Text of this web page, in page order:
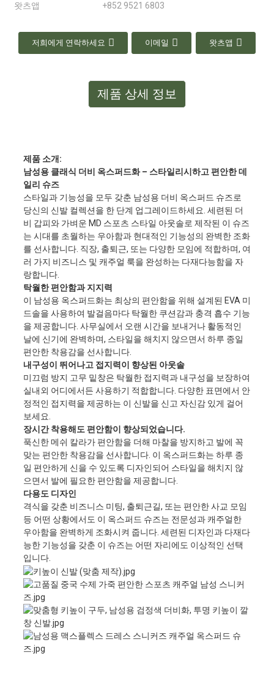
왓츠앱
+852 9521 6803
저희에게 연락하세요 이메일 왓츠앱
제품 상세 정보
제품 소개:
남성용 클래식 더비 옥스퍼드화 – 스타일리시하고 편안한 데
일리 슈즈
스타일과 기능성을 모두 갖춘 남성용 더비 옥스퍼드 슈즈로
당신의 신발 컬렉션을 한 단계 업그레이드하세요. 세련된 더
비 갑피와 가벼운 MD 스포츠 스타일 아웃솔로 제작된 이 슈즈
는 시대를 초월하는 우아함과 현대적인 기능성의 완벽한 조화
를 선사합니다. 직장, 출퇴근, 또는 다양한 모임에 적합하며, 여
러 가지 비즈니스 및 캐주얼 룩을 완성하는 다재다능함을 자
랑합니다.
탁월한 편안함과 지지력
이 남성용 옥스퍼드화는 최상의 편안함을 위해 설계된 EVA 미
드솔을 사용하여 발걸음마다 탁월한 쿠션감과 충격 흡수 기능
을 제공합니다. 사무실에서 오랜 시간을 보내거나 활동적인
날에 신기에 완벽하며, 스타일을 해치지 않으면서 하루 종일
편안한 착용감을 선사합니다.
내구성이 뛰어나고 접지력이 향상된 아웃솔
미끄럼 방지 고무 밑창은 탁월한 접지력과 내구성을 보장하여
실내외 어디에서든 사용하기 적합합니다. 다양한 표면에서 안
정적인 접지력을 제공하는 이 신발을 신고 자신감 있게 걸어
보세요.
장시간 착용해도 편안함이 향상되었습니다.
푹신한 메쉬 칼라가 편안함을 더해 마찰을 방지하고 발에 꼭
맞는 편안한 착용감을 선사합니다. 이 옥스퍼드화는 하루 종
일 편안하게 신을 수 있도록 디자인되어 스타일을 해치지 않
으면서 발에 필요한 편안함을 제공합니다.
다용도 디자인
격식을 갖춘 비즈니스 미팅, 출퇴근길, 또는 편안한 사교 모임
등 어떤 상황에서도 이 옥스퍼드 슈즈는 전문성과 캐주얼한
우아함을 완벽하게 조화시켜 줍니다. 세련된 디자인과 다재다
능한 기능성을 갖춘 이 슈즈는 어떤 자리에도 이상적인 선택
입니다.